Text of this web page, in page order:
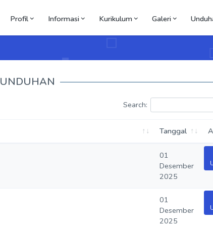
Profil Informasi Kurikulum Galeri
UNDUHAN
Search:
Tanggal
01
Desember
2025
01
Desember
2025